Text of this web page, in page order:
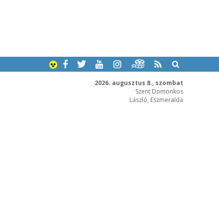
2026. augusztus 8., szombat
Szent Domonkos
László, Eszmeralda